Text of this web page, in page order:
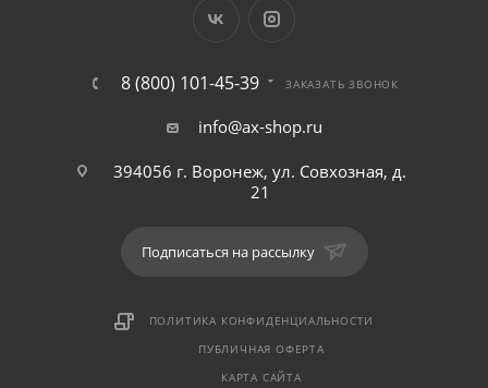
8 (800) 101-45-39 ЗАКАЗАТЬ ЗВОНОК
info@ax-shop.ru
394056 г. Воронеж, ул. Совхозная, д.
21
Подписаться на рассылку
ПОЛИТИКА КОНФИДЕНЦИАЛЬНОСТИ
ПУБЛИЧНАЯ ОФЕРТА
КАРТА САЙТА